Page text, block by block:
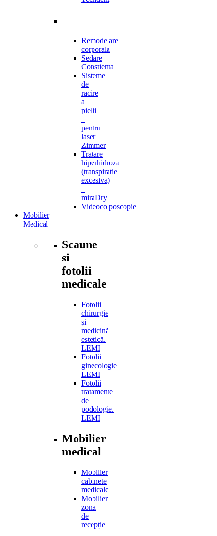
Remodelare
corporala
Sedare
Constienta
Sisteme
de
racire
a
pielii
–
pentru
laser
Zimmer
Tratare
hiperhidroza
(transpiratie
excesiva)
–
miraDry
Videocolposcopie
Mobilier
Medical
Scaune
si
fotolii
medicale
Fotolii
chirurgie
și
medicină
estetică.
LEMI
Fotolii
ginecologie
LEMI
Fotolii
tratamente
de
podologie.
LEMI
Mobilier
medical
Mobilier
cabinete
medicale
Mobilier
zona
de
recepție